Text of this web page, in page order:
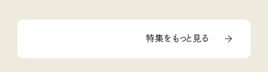
特集をもっと見る